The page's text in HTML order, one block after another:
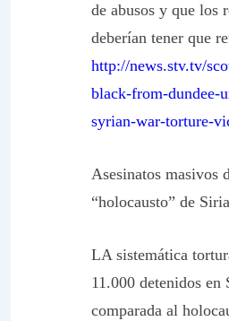
de abusos y que los
deberían tener que
http://news.stv.tv/
black-from-dundee-
syrian-war-torture-
Asesinatos masivos
“holocausto” de Siria
LA sistemática
11.000 detenidos en
comparada al